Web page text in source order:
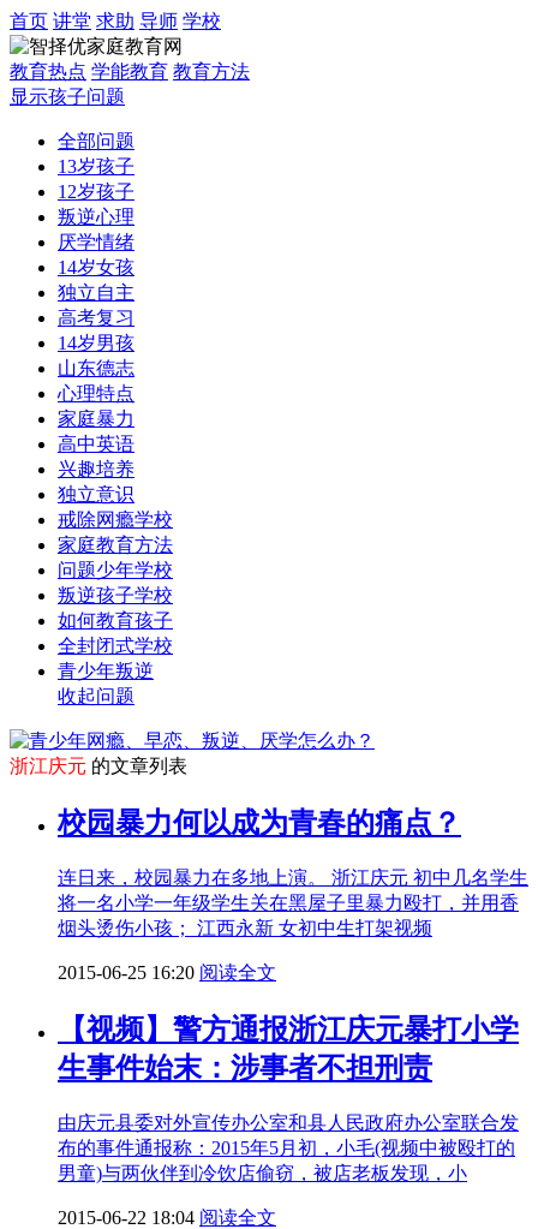
首页 讲堂 求助 导师 学校
教育热点 学能教育 教育方法
显示孩子问题
全部问题
13岁孩子
12岁孩子
叛逆心理
厌学情绪
14岁女孩
独立自主
高考复习
14岁男孩
山东德志
心理特点
家庭暴力
高中英语
兴趣培养
独立意识
戒除网瘾学校
家庭教育方法
问题少年学校
叛逆孩子学校
如何教育孩子
全封闭式学校
青少年叛逆
收起问题
浙江庆元 的文章列表
校园暴力何以成为青春的痛点？
连日来，校园暴力在多地上演。 浙江庆元 初中几名学生
将一名小学一年级学生关在黑屋子里暴力殴打，并用香
烟头烫伤小孩； 江西永新 女初中生打架视频
2015-06-25 16:20 阅读全文
【视频】警方通报浙江庆元暴打小学
生事件始末：涉事者不担刑责
由庆元县委对外宣传办公室和县人民政府办公室联合发
布的事件通报称：2015年5月初，小毛(视频中被殴打的
男童)与两伙伴到冷饮店偷窃，被店老板发现，小
2015-06-22 18:04 阅读全文